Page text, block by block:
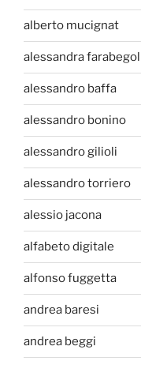
alberto mucignat
alessandra
alessandro baffa
alessandro bonino
alessandro gilioli
alessandro torriero
alessio jacona
alfabeto digitale
alfonso fuggetta
andrea baresi
andrea beggi